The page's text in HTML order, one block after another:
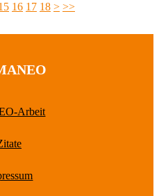
16 17 18 > >>
Arbeit